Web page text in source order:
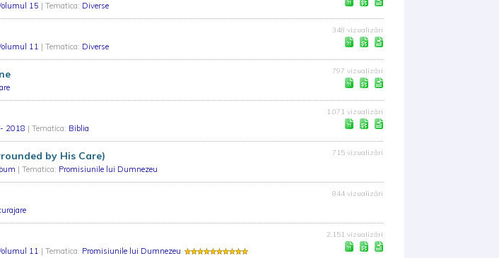
15 | Tematica: Diverse
11 | Tematica: Diverse
348 vizualizări
797 vizualizări
- 2018 | Tematica: Biblia
1.071 vizualizări
by His Care)
| Tematica: Promisiunile lui Dumnezeu
715 vizualizări
844 vizualizări
11 | Tematica: Promisiunile lui Dumnezeu
2.151 vizualizări